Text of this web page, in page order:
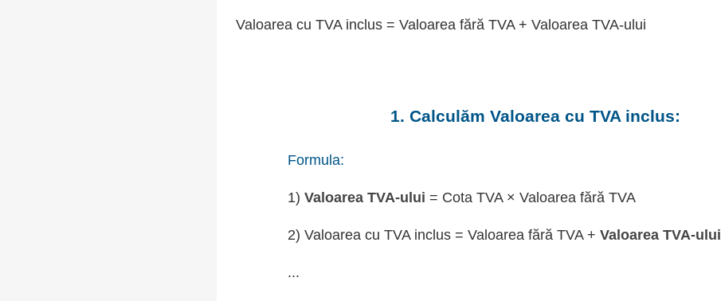
Valoarea cu TVA inclus = Valoarea fără TVA + Valoarea TVA-ului
1. Calculăm Valoarea cu TVA inclus:
Formula:
1)Valoarea TVA-ului = Cota TVA × Valoarea fără TVA
2) Valoarea cu TVA inclus = Valoarea fără TVA +Valoarea TVA-ului
...